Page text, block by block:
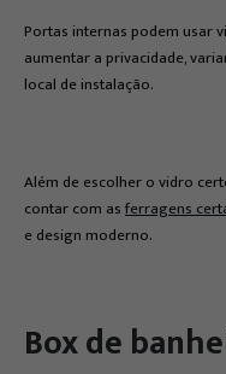
Portas internas podem usar
aumentar a privacidade,
local de instalação.
Além de escolher o vidro
contar com asferragens
e design moderno.
Box de